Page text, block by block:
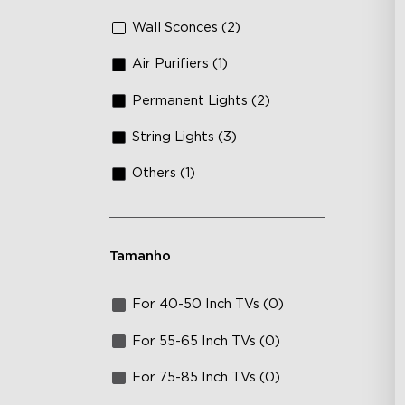
Wall Sconces (2)
Air Purifiers (1)
Permanent Lights (2)
String Lights (3)
Others (1)
Tamanho
For 40-50 Inch TVs (0)
For 55-65 Inch TVs (0)
For 75-85 Inch TVs (0)